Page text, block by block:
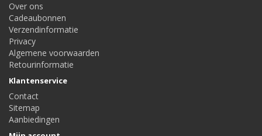
Over ons
Cadeaubonnen
Verzendinformatie
Privacy
Algemene voorwaarden
Retourinformatie
Klantenservice
Contact
Sitemap
Aanbiedingen